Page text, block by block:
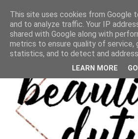
This site uses cookies from Google
and to analyze traffic. Your IP
shared with Google along with
metrics to ensure quality of service,
statistics, and to detect and
LEARN MORE